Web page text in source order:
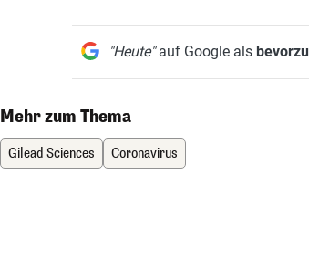
"Heute"auf Google als
Mehr zum Thema
Gilead Sciences Coronavirus